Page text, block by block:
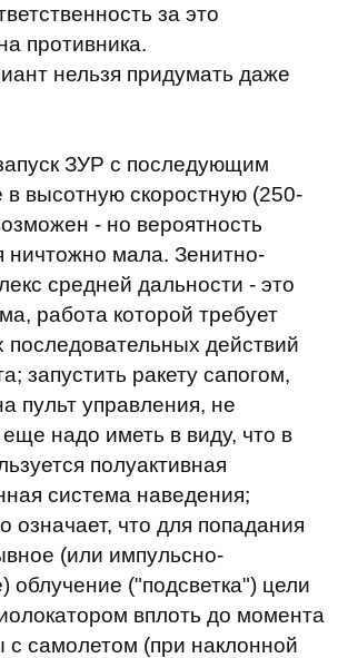
за это
противника.
нельзя придумать даже
ЗУР с последующим
высотную скоростную (250-
- но вероятность
ничтожно мала. Зенитно-
средней дальности - это
работа которой требует
последовательных действий
запустить ракету сапогом,
пульт управления, не
еще надо иметь в виду, что в
полуактивная
система наведения;
означает, что для попадания
(или импульсно-
облучение ("подсветка") цели
вплоть до момента
с самолетом (при наклонной